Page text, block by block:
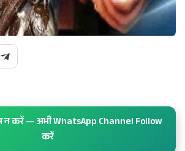
न करें — अभी WhatsApp Channel Follow
करें